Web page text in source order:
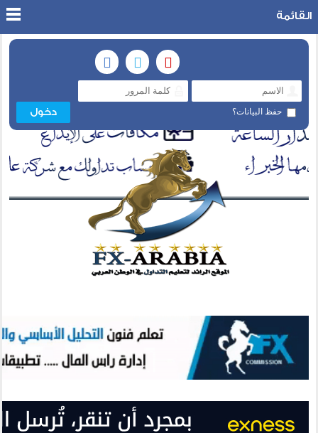
حفظ البيانات؟
القائمة